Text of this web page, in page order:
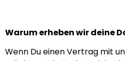
Warum erheben wir deine
Wenn Du einen Vertrag mit